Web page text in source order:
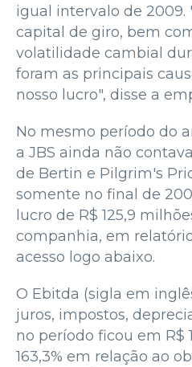
igual intervalo de 2009.
capital de giro, bem
volatilidade cambial
foram as principais
nosso lucro", disse a
No mesmo período do
a JBS ainda não
de Bertin e Pilgrim's
somente no final de
lucro de R$ 125,9
companhia, em
acesso logo abaixo.
O Ebitda (sigla em
juros, impostos,
no período ficou em R$
163,3% em relação ao